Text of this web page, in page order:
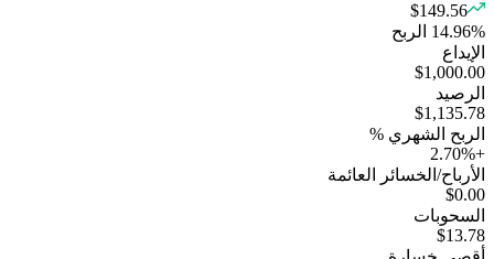
$149.56
14.96%
الربح
الإيداع
$1,000.00
الرصيد
$1,135.78
الربح الشهري %
+
2.70%
الأرباح/الخسائر العائمة
$0.00
السحوبات
$13.78